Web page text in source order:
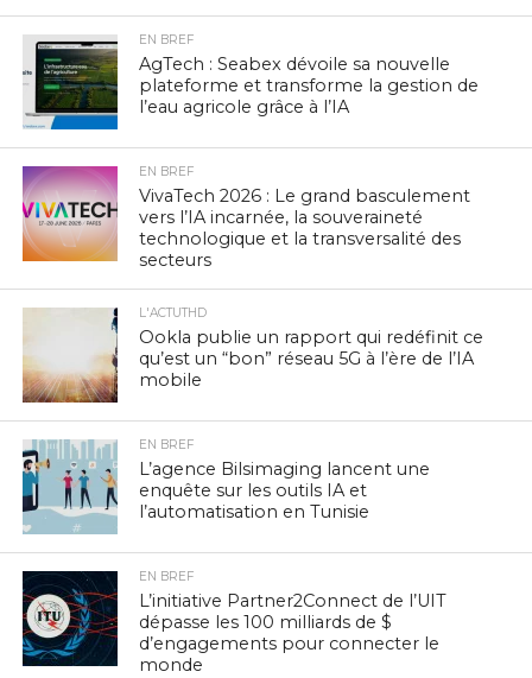
EN BREF
AgTech : Seabex dévoile sa nouvelle
plateforme et transforme la gestion de
l’eau agricole grâce à l’IA
EN BREF
VivaTech 2026 : Le grand basculement
vers l’IA incarnée, la souveraineté
technologique et la transversalité des
secteurs
L'ACTUTHD
Ookla publie un rapport qui redéfinit ce
qu’est un “bon” réseau 5G à l’ère de l’IA
mobile
EN BREF
L’agence Bilsimaging lancent une
enquête sur les outils IA et
l’automatisation en Tunisie
EN BREF
L’initiative Partner2Connect de l’UIT
dépasse les 100 milliards de $
d’engagements pour connecter le
monde